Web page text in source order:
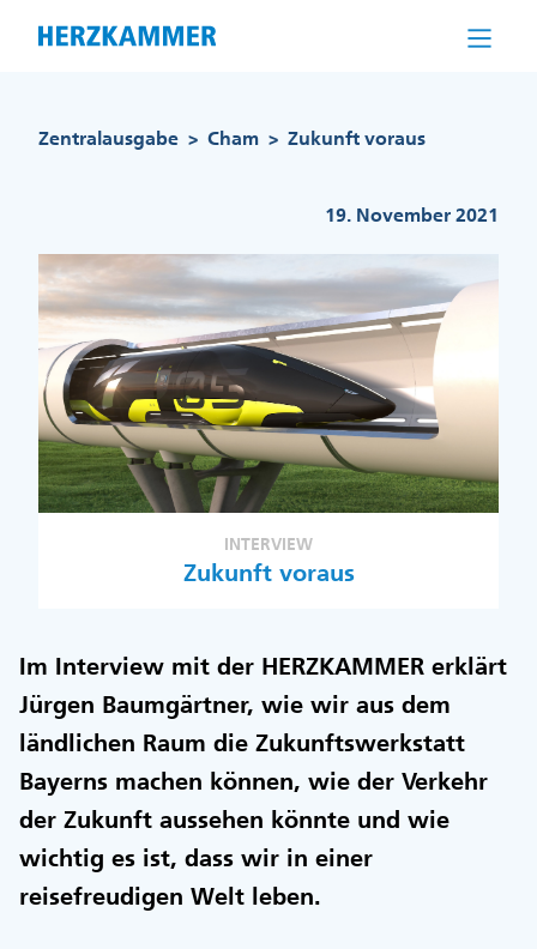
Zentralausgabe > Cham > Zukunft voraus
19. November 2021
INTERVIEW
Zukunft voraus
Im Interview mit der HERZKAMMER erklärt
Jürgen Baumgärtner, wie wir aus dem
ländlichen Raum die Zukunftswerkstatt
Bayerns machen können, wie der Verkehr
der Zukunft aussehen könnte und wie
wichtig es ist, dass wir in einer
reisefreudigen Welt leben.